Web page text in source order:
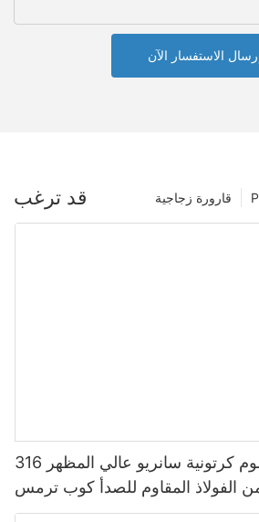
الاستفسار الآن
قد ترغب قارورة زجاجية
كوب محمول برسوم كرتونية سانريو عالي المظهر 316
الفولاذ المقاوم للصدأ كوب ترمس
للأطفال